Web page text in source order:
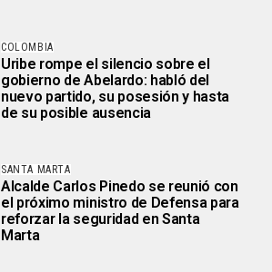
COLOMBIA
Uribe rompe el silencio sobre el
gobierno de Abelardo: habló del
nuevo partido, su posesión y hasta
de su posible ausencia
SANTA MARTA
Alcalde Carlos Pinedo se reunió con
el próximo ministro de Defensa para
reforzar la seguridad en Santa
Marta